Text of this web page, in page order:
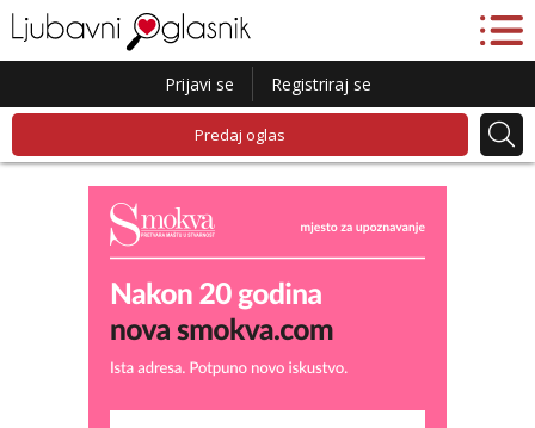
Prijavi se Registriraj se
Predaj oglas